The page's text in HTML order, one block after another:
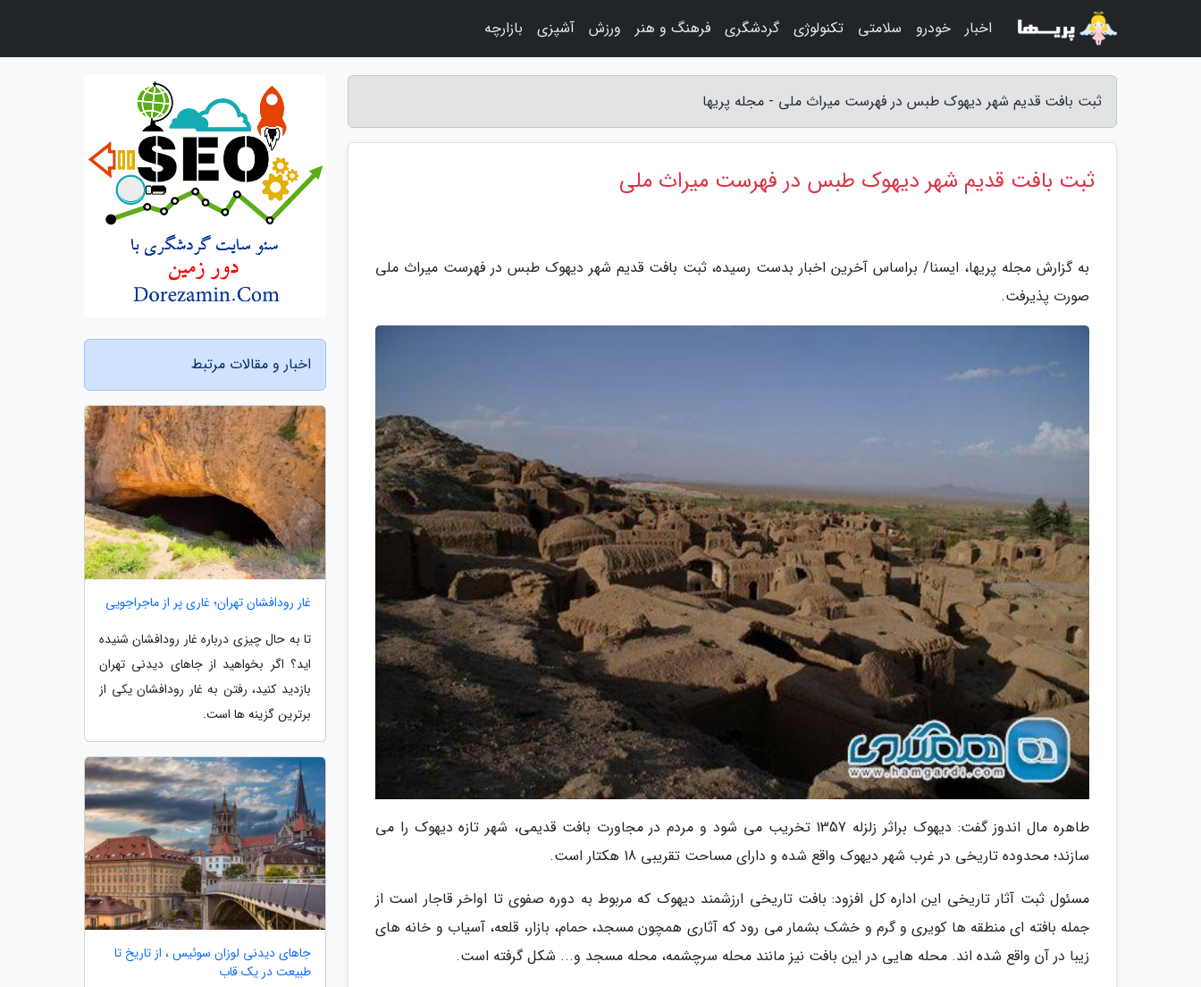
ثبت بافت قدیم شهر دیهوک طبس در فهرست میراث ملی - مجله پریها
ثبت بافت قدیم شهر دیهوک طبس در فهرست میراث ملی
به گزارش مجله پریها، ایسنا/ براساس آخرین اخبار بدست رسیده، ثبت بافت قدیم شهر دیهوک طبس در فهرست میراث ملی
صورت پذیرفت.
طاهره مال اندوز گفت: دیهوک براثر زلزله 1357 تخریب می شود و مردم در مجاورت بافت قدیمی، شهر تازه دیهوک را می
سازند؛ محدوده تاریخی در غرب شهر دیهوک واقع شده و دارای مساحت تقریبی 18 هکتار است.
مسئول ثبت آثار تاریخی این اداره کل افزود: بافت تاریخی ارزشمند دیهوک که مربوط به دوره صفوی تا اواخر قاجار است از
جمله بافته ای منطقه ها کویری و گرم و خشک بشمار می رود که آثاری همچون مسجد، حمام، بازار، قلعه، آسیاب و خانه های
زیبا در آن واقع شده اند. محله هایی در این بافت نیز مانند محله سرچشمه، محله مسجد و... شکل گرفته است.
اخبار و مقالات مرتبط
غار رودافشان تهران؛ غاری پر از ماجراجویی
تا به حال چیزی درباره غار رودافشان شنیده
اید؟ اگر بخواهید از جاهای دیدنی تهران
بازدید کنید، رفتن به غار رودافشان یکی از
برترین گزینه ها است.
جاهای دیدنی لوزان سوئیس ، از تاریخ تا
طبیعت در یک قاب
اخبار خودرو سلامتی تکنولوژی گردشگری فرهنگ و هنر ورزش آشپزی بازارچه